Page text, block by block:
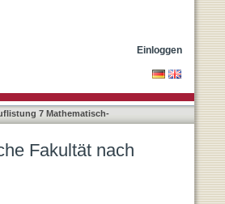
Einloggen
7 Mathematisch-
Fakultät nach